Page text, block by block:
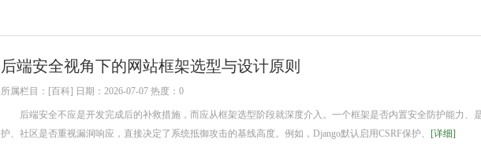
后端安全视角下的网站框架选型与设计原则
所属栏目：[百科] 日期：2026-07-07 热度：0
后端安全不应是开发完成后的补救措施，而应从框架选型阶段就深度介入。一个框架是否内置安全防护能力、
护、社区是否重视漏洞响应，直接决定了系统抵御攻击的基线高度。例如，Django默认启用CSRF保护、 [详细]